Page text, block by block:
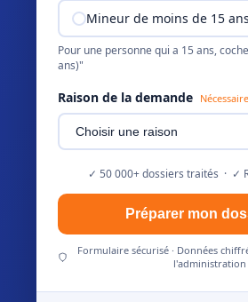
Mineur de moins de 15 ans
Pour une personne qui a 15 ans,
ans)"
Raison de la demande Nécessaire
✓ 50 000+ dossiers traités · ✓
Préparer mon
Formulaire sécurisé · Données
l'administration